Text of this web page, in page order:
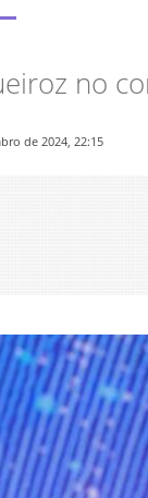
no
de 2024, 22:15